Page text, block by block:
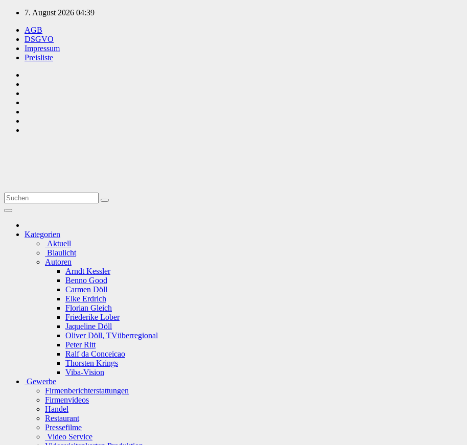
Zum
springen
7. August 2026 04:39
AGB
DSGVO
Impressum
Preisliste
Kategorien
Aktuell
Blaulicht
Autoren
Arndt Kessler
Benno Good
Carmen Döll
Elke Erdrich
Florian Gleich
Friederike Lober
Jaqueline Döll
Oliver Döll, TVüberregional
Peter Ritt
Ralf da Conceicao
Thorsten Krings
Viba-Vision
Gewerbe
Firmenberichterstattungen
Firmenvideos
Handel
Restaurant
Pressefilme
Video Service